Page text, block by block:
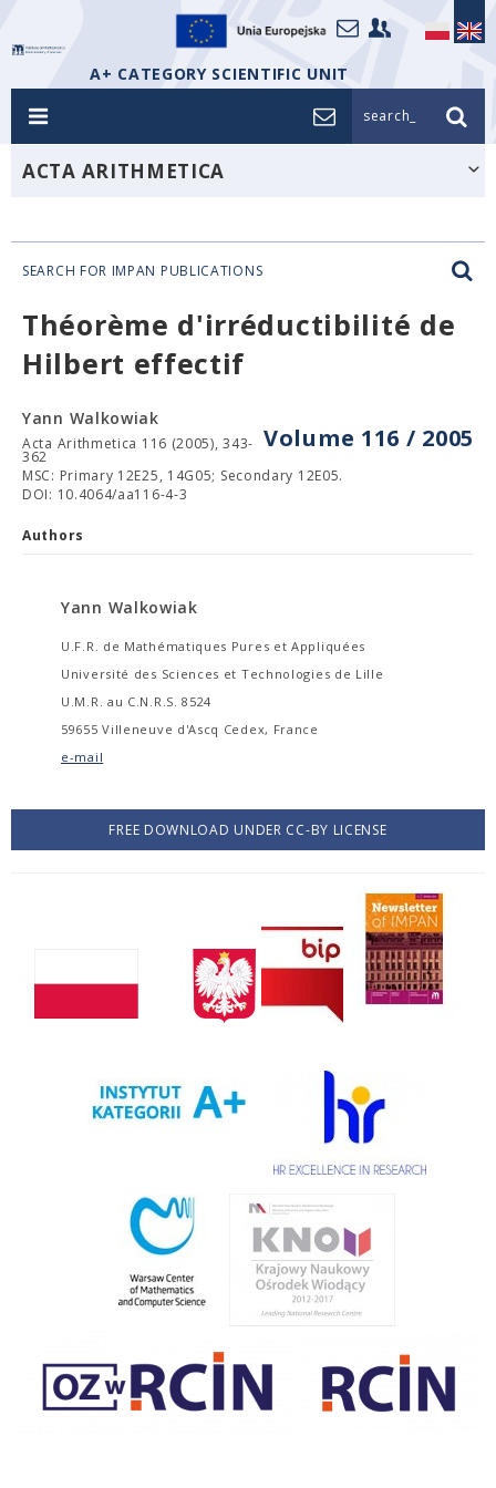
A+ CATEGORY SCIENTIFIC UNIT
search_
ACTA ARITHMETICA
SEARCH FOR IMPAN PUBLICATIONS
Théorème d'irréductibilité de
Hilbert effectif
Volume 116 / 2005
Yann Walkowiak
Acta Arithmetica 116 (2005), 343-
362
MSC: Primary 12E25, 14G05; Secondary 12E05.
DOI: 10.4064/aa116-4-3
Authors
Yann Walkowiak
U.F.R. de Mathématiques Pures et Appliquées
Université des Sciences et Technologies de Lille
U.M.R. au C.N.R.S. 8524
59655 Villeneuve d'Ascq Cedex, France
e-mail
FREE DOWNLOAD UNDER CC-BY LICENSE